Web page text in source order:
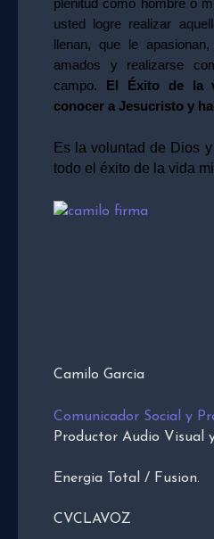
plenitud como hombre o
usted logre realizar
llenan, que le
amados y realizarse
campo.
El Éxito de la
conocer a Jesucristo y
Es la voluntad de Dios
todo el éxito de la vida
Camilo Garcia
Comunicador Social y
Productor Audio Visual
Energia Total / Fusion.
CVCLAVOZ